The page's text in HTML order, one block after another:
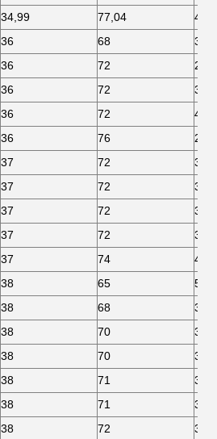
34,99 77,04
42
36 68
33
36 72
28
36 72
34
36 72
42
36 76
27
37 72
37
37 72
37
37 72
33
37 72
37
37 74
45
38 65
50
38 68
37
38 70
37
38 70
38
38 71
30
38 71
39
38 72
34